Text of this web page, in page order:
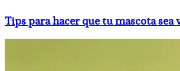
Tips para hacer que tu mascota sea